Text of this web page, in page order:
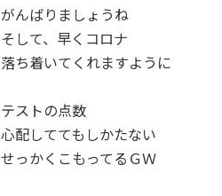
がんばりましょうね
そして、早くコロナ
落ち着いてくれますように
テストの点数
心配しててもしかたない
せっかくこもってるＧＷ